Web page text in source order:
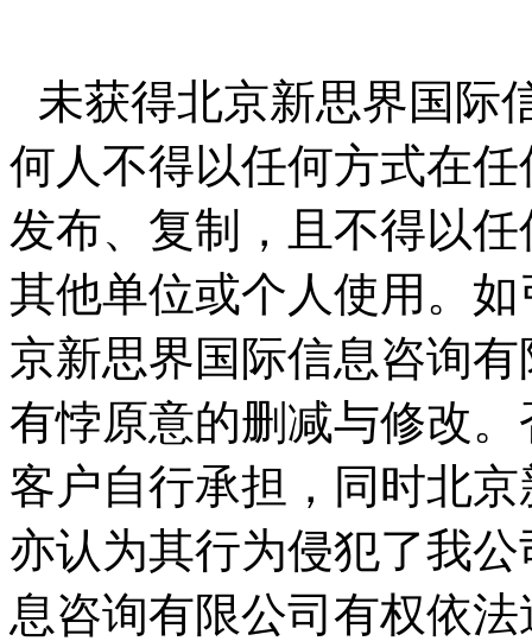
未获得北京新思界国际
何人不得以任何方式在
发布、复制，且不得以
其他单位或个人使用。
京新思界国际信息咨询
有悖原意的删减与修改
客户自行承担，同时北
亦认为其行为侵犯了我
息咨询有限公司有权依